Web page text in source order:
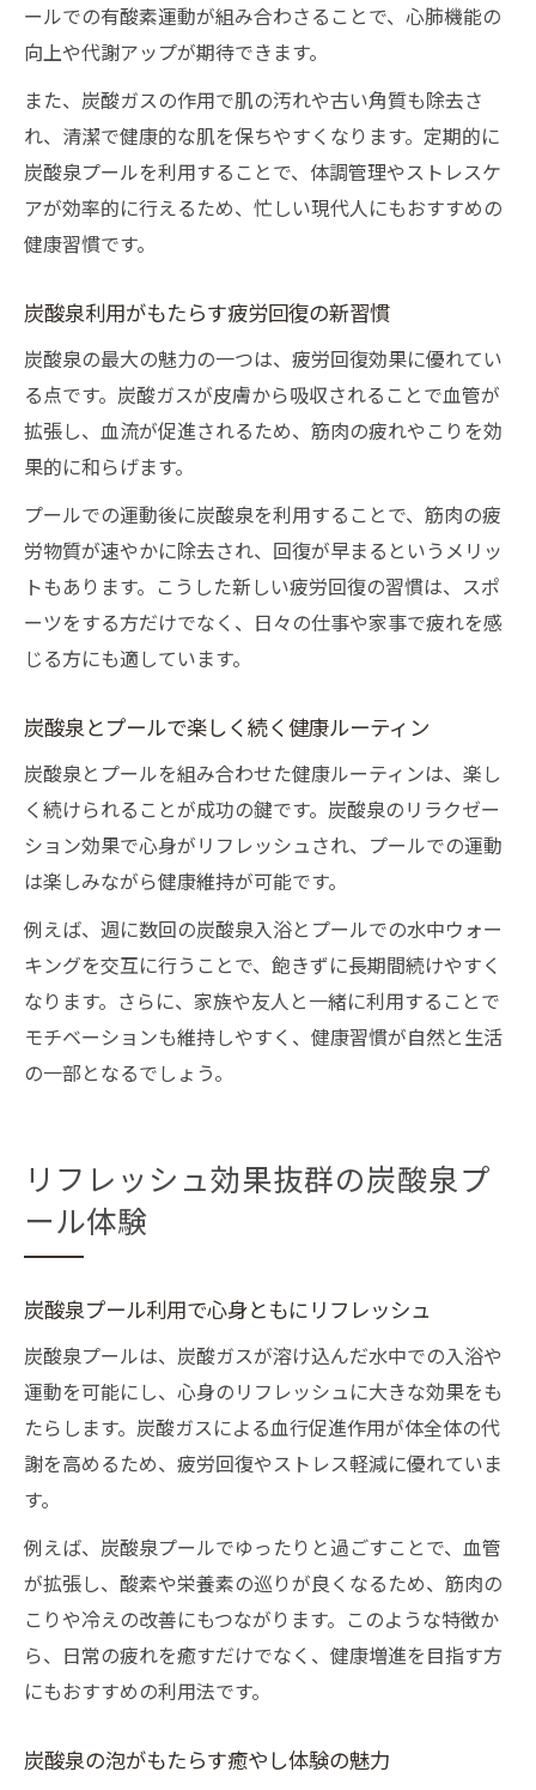
ールでの有酸素運動が組み合わさることで、心肺機能の
向上や代謝アップが期待できます。
また、炭酸ガスの作用で肌の汚れや古い角質も除去さ
れ、清潔で健康的な肌を保ちやすくなります。定期的に
炭酸泉プールを利用することで、体調管理やストレスケ
アが効率的に行えるため、忙しい現代人にもおすすめの
健康習慣です。
炭酸泉利用がもたらす疲労回復の新習慣
炭酸泉の最大の魅力の一つは、疲労回復効果に優れてい
る点です。炭酸ガスが皮膚から吸収されることで血管が
拡張し、血流が促進されるため、筋肉の疲れやこりを効
果的に和らげます。
プールでの運動後に炭酸泉を利用することで、筋肉の疲
労物質が速やかに除去され、回復が早まるというメリッ
トもあります。こうした新しい疲労回復の習慣は、スポ
ーツをする方だけでなく、日々の仕事や家事で疲れを感
じる方にも適しています。
炭酸泉とプールで楽しく続く健康ルーティン
炭酸泉とプールを組み合わせた健康ルーティンは、楽し
く続けられることが成功の鍵です。炭酸泉のリラクゼー
ション効果で心身がリフレッシュされ、プールでの運動
は楽しみながら健康維持が可能です。
例えば、週に数回の炭酸泉入浴とプールでの水中ウォー
キングを交互に行うことで、飽きずに長期間続けやすく
なります。さらに、家族や友人と一緒に利用することで
モチベーションも維持しやすく、健康習慣が自然と生活
の一部となるでしょう。
リフレッシュ効果抜群の炭酸泉プ
ール体験
炭酸泉プール利用で心身ともにリフレッシュ
炭酸泉プールは、炭酸ガスが溶け込んだ水中での入浴や
運動を可能にし、心身のリフレッシュに大きな効果をも
たらします。炭酸ガスによる血行促進作用が体全体の代
謝を高めるため、疲労回復やストレス軽減に優れていま
す。
例えば、炭酸泉プールでゆったりと過ごすことで、血管
が拡張し、酸素や栄養素の巡りが良くなるため、筋肉の
こりや冷えの改善にもつながります。このような特徴か
ら、日常の疲れを癒すだけでなく、健康増進を目指す方
にもおすすめの利用法です。
炭酸泉の泡がもたらす癒やし体験の魅力